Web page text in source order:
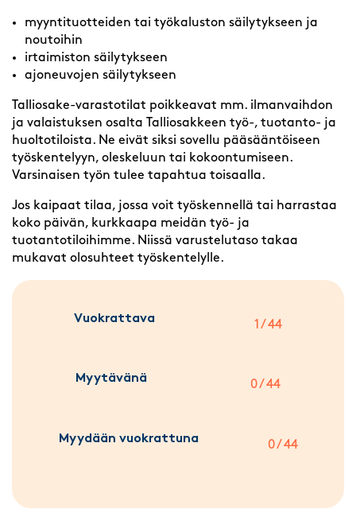
myyntituotteiden tai työkaluston säilytykseen ja
noutoihin
irtaimiston säilytykseen
ajoneuvojen säilytykseen
Talliosake-varastotilat poikkeavat mm. ilmanvaihdon
ja valaistuksen osalta Talliosakkeen työ-, tuotanto- ja
huoltotiloista. Ne eivät siksi sovellu pääsääntöiseen
työskentelyyn, oleskeluun tai kokoontumiseen.
Varsinaisen työn tulee tapahtua toisaalla.
Jos kaipaat tilaa, jossa voit työskennellä tai harrastaa
koko päivän, kurkkaapa meidän työ- ja
tuotantotiloihimme. Niissä varustelutaso takaa
mukavat olosuhteet työskentelylle.
Vuokrattava 1 / 44
Myytävänä 0 / 44
Myydään vuokrattuna 0 / 44